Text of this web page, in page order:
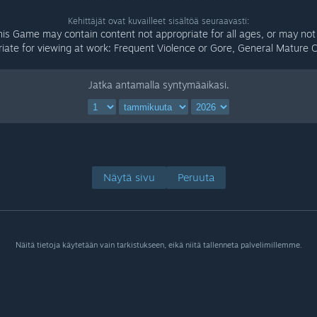
Kehittäjät ovat kuvailleet sisältöä seuraavasti:
Game may contain content not appropriate for all ages, or may
for viewing at work: Frequent Violence or Gore, General Mature
Jatka antamalla syntymäaikasi.
Näytä sivu Peruuta
Näitä tietoja käytetään vain tarkistukseen, eikä niitä tallenneta palvelimillemme.